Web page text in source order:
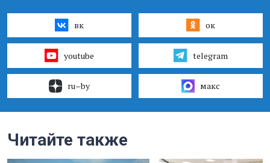
вк ок
youtube telegram
ru–by макс
Читайте также